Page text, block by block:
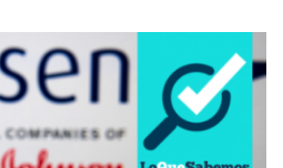
riesgo
la
de
la